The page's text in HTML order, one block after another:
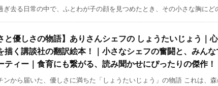
ぎ去る日常の中で、ふとわが子の顔を見つめたとき、その小さな胸にど
と優しさの物語】ありさんシェフの しょうたいじょう｜
描く講談社の翻訳絵本！｜小さなシェフの奮闘と、みん
ティー｜食育にも繋がる、読み聞かせにぴったりの傑作！
ンから届いた、優しさに満ちた「しょうたいじょう」の物語 これは、